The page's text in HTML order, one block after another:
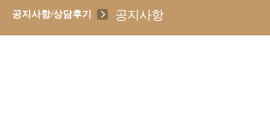
공지사항/상담후기 공지사항